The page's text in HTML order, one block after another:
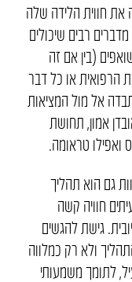
חווית הלידה שלה
רבים שיכולים
(בין אם זה
הרפואית או כל דבר
אל מול המציאות
אמון, תחושת
ואפילו טראומה.
גם הוא תהליך
חוויה קשה
גישת להגשים
ולא רק כמלווה
לתומך משמעותי